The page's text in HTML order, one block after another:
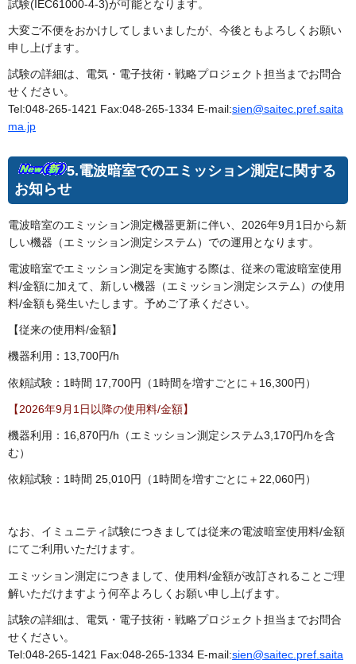
試験(IEC61000-4-3)が可能となります。
大変ご不便をおかけしてしまいましたが、今後ともよろしくお願い
申し上げます。
試験の詳細は、電気・電子技術・戦略プロジェクト担当までお問合
せください。
Tel:048-265-1421 Fax:048-265-1334 E-mail:sien@saitec.pref.saita
ma.jp
5.電波暗室でのエミッション測定に関する
お知らせ
電波暗室のエミッション測定機器更新に伴い、2026年9月1日から新
しい機器（エミッション測定システム）での運用となります。
電波暗室でエミッション測定を実施する際は、従来の電波暗室使用
料/金額に加えて、新しい機器（エミッション測定システム）の使用
料/金額も発生いたします。予めご了承ください。
【従来の使用料/金額】
機器利用：13,700円/h
依頼試験：1時間 17,700円（1時間を増すごとに＋16,300円）
【2026年9月1日以降の使用料/金額】
機器利用：16,870円/h（エミッション測定システム3,170円/hを含
む）
依頼試験：1時間 25,010円（1時間を増すごとに＋22,060円）
なお、イミュニティ試験につきましては従来の電波暗室使用料/金額
にてご利用いただけます。
エミッション測定につきまして、使用料/金額が改訂されることご理
解いただけますよう何卒よろしくお願い申し上げます。
試験の詳細は、電気・電子技術・戦略プロジェクト担当までお問合
せください。
Tel:048-265-1421 Fax:048-265-1334 E-mail:sien@saitec.pref.saita